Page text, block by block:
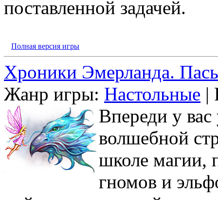
поставленной задачей.
Полная версия игры
Хроники Эмерланда.
Жанр игры: Настольные |
Впереди у вас
волшебной
школе магии,
гномов и